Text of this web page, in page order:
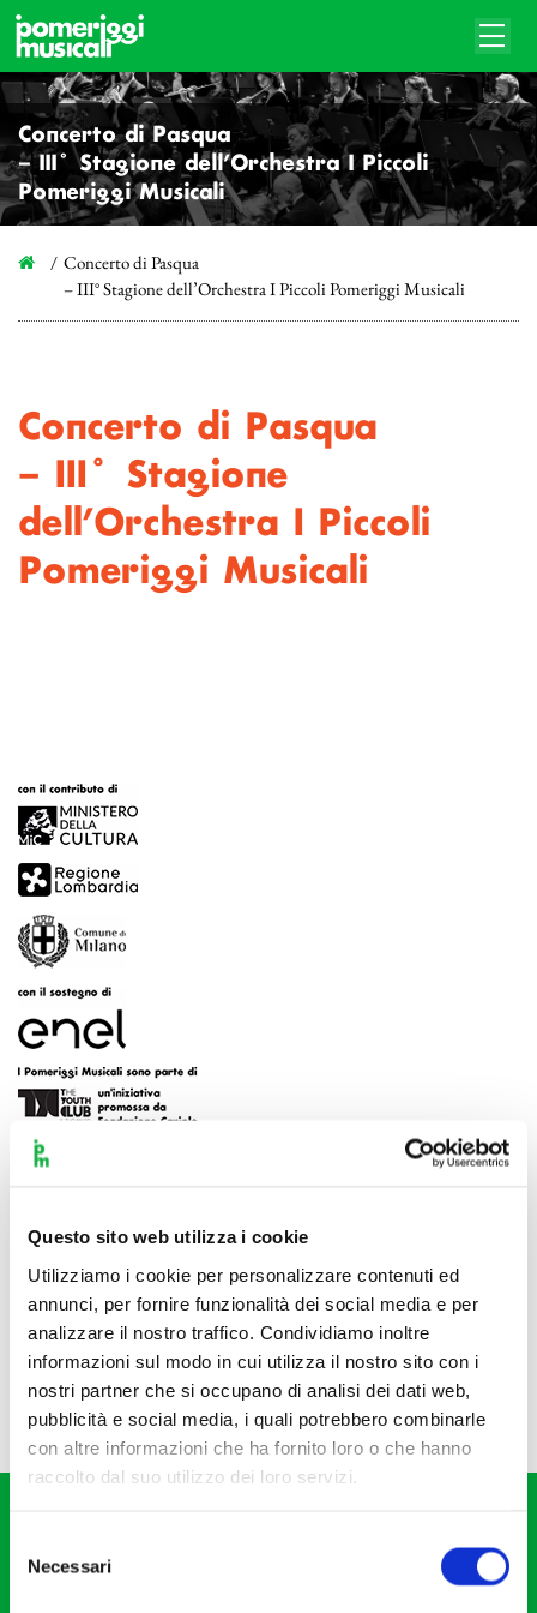
Questo sito web utilizza i cookie
Utilizziamo i cookie per personalizzare contenuti ed
annunci, per fornire funzionalità dei social media e per
analizzare il nostro traffico. Condividiamo inoltre
informazioni sul modo in cui utilizza il nostro sito con i
nostri partner che si occupano di analisi dei dati web,
pubblicità e social media, i quali potrebbero combinarle
con altre informazioni che ha fornito loro o che hanno
raccolto dal suo utilizzo dei loro servizi.
delNecessari
Concerto di Pasqua
– III° Stagione dell’Orchestra I Piccoli
Pomeriggi Musicali
Concerto di Pasqua
– III° Stagione dell’Orchestra I Piccoli Pomeriggi Musicali
Concerto di Pasqua
– III° Stagione
dell’Orchestra I Piccoli
Pomeriggi Musicali